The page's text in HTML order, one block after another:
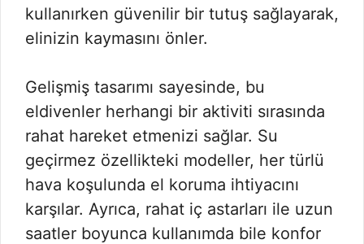
kullanırken güvenilir bir tutuş sağlayarak,
elinizin kaymasını önler.
Gelişmiş tasarımı sayesinde, bu
eldivenler herhangi bir aktiviti sırasında
rahat hareket etmenizi sağlar. Su
geçirmez özellikteki modeller, her türlü
hava koşulunda el koruma ihtiyacını
karşılar. Ayrıca, rahat iç astarları ile uzun
saatler boyunca kullanımda bile konfor